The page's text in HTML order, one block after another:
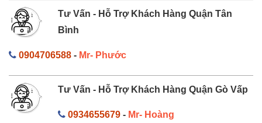
Tư Vấn - Hỗ Trợ Khách Hàng Quận Tân
Bình
0904706588 - Mr- Phước
Tư Vấn - Hỗ Trợ Khách Hàng Quận Gò Vấp
0934655679- Mr- Hoàng